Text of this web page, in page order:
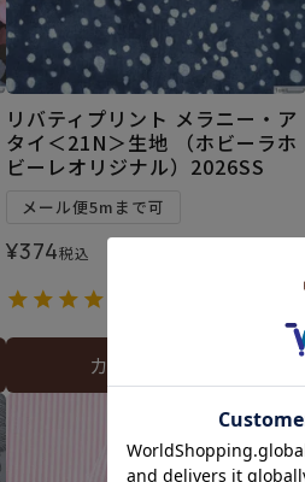
リバティプリント メラニー・ア
タイ＜21N＞生地 （ホビーラホ
ビーレオリジナル）2026SS
メール便5mまで可
¥374税込
カートに入れる